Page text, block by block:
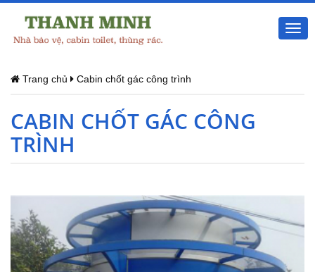
Trang chủ Cabin chốt gác công trình
CABIN CHỐT GÁC CÔNG
TRÌNH